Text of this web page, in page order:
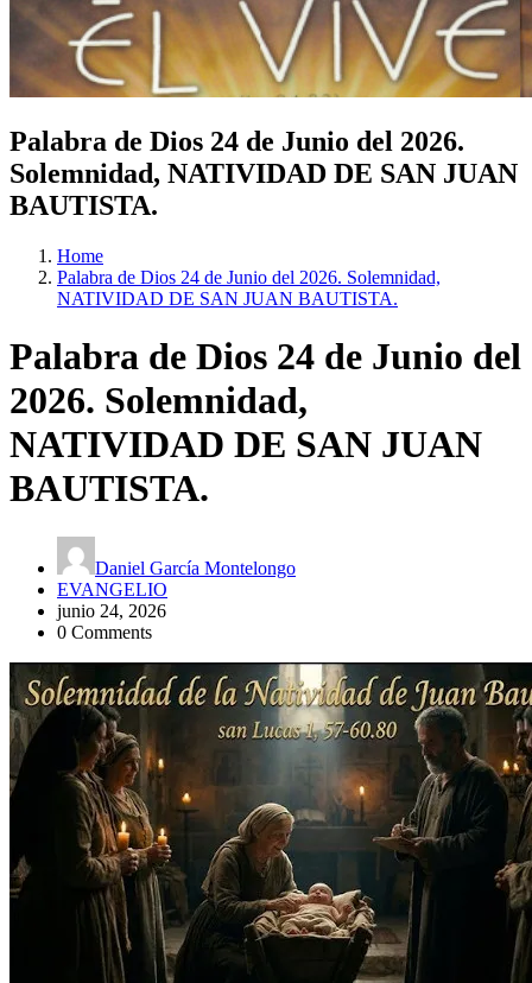
Palabra de Dios 24 de Junio del 2026.
Solemnidad, NATIVIDAD DE SAN JUAN
BAUTISTA.
Home
Palabra de Dios 24 de Junio del 2026. Solemnidad,
NATIVIDAD DE SAN JUAN BAUTISTA.
Palabra de Dios 24 de Junio del
2026. Solemnidad,
NATIVIDAD DE SAN JUAN
BAUTISTA.
Daniel García Montelongo
EVANGELIO
junio 24, 2026
0 Comments